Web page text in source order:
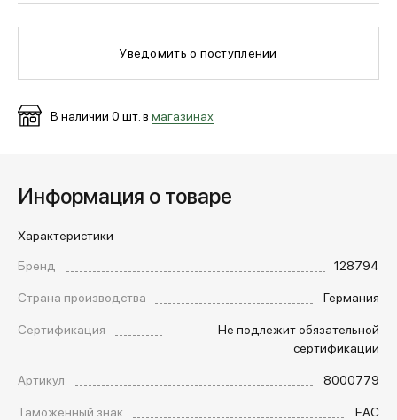
ОПЛАТА И ДОСТАВКА
Вход в личный кабинет
+7 (495) 139-66-00
Уведомить о поступлении
В наличии 0 шт. в магазинах
Информация о товаре
Характеристики
Бренд
128794
Страна производства
Германия
Сертификация
Не подлежит обязательной
сертификации
Артикул
8000779
Таможенный знак
EAC